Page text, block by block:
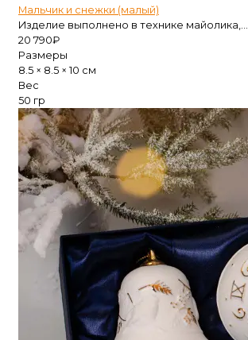
Мальчик и снежки (малый)
Изделие выполнено в технике майолика,...
20 790₽
Размеры
8.5 × 8.5 × 10 см
Вес
50 гр